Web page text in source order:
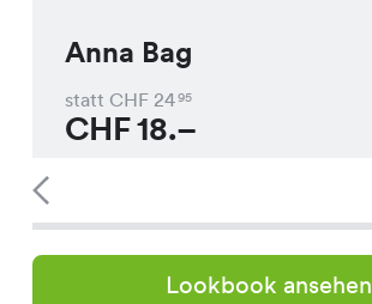
Anna Bag
statt CHF 2495
CHF18.–
Lookbook ansehen